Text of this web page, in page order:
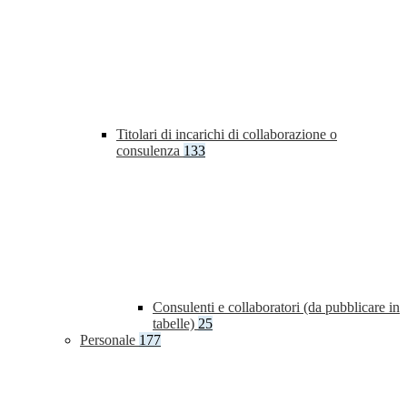
Titolari di incarichi di collaborazione o
consulenza 133
Consulenti e collaboratori (da pubblicare in
tabelle) 25
Personale 177